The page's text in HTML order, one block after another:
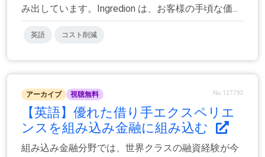
み出しています。Ingredion は、お客様の手頃な価...
英語 コスト削減
アーカイブ 視聴無料 No.127793
【英語】優れた借り手エクスペリエ
ンスを組み込み金融に組み込む
組み込み金融分野では、世界クラスの融資経験が今